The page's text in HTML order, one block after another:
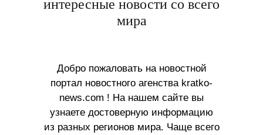
интересные новости со всего
мира
Добро пожаловать на новостной
портал новостного агенства kratko-
news.com ! На нашем сайте вы
узнаете достоверную информацию
из разных регионов мира. Чаще всего